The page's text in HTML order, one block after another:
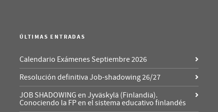
ÚLTIMAS ENTRADAS
Calendario Exámenes Septiembre 2026
Resolución definitiva Job-shadowing 26/27
JOB SHADOWING en Jyväskylä (Finlandia).
Conociendo la FP en el sistema educativo finlandés